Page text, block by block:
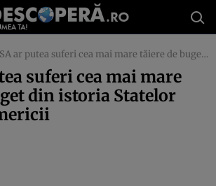
ar putea suferi cea mai mare tăiere de buget din istoria Statelor Unite ale Americii
suferi cea mai mare
din istoria Statelor